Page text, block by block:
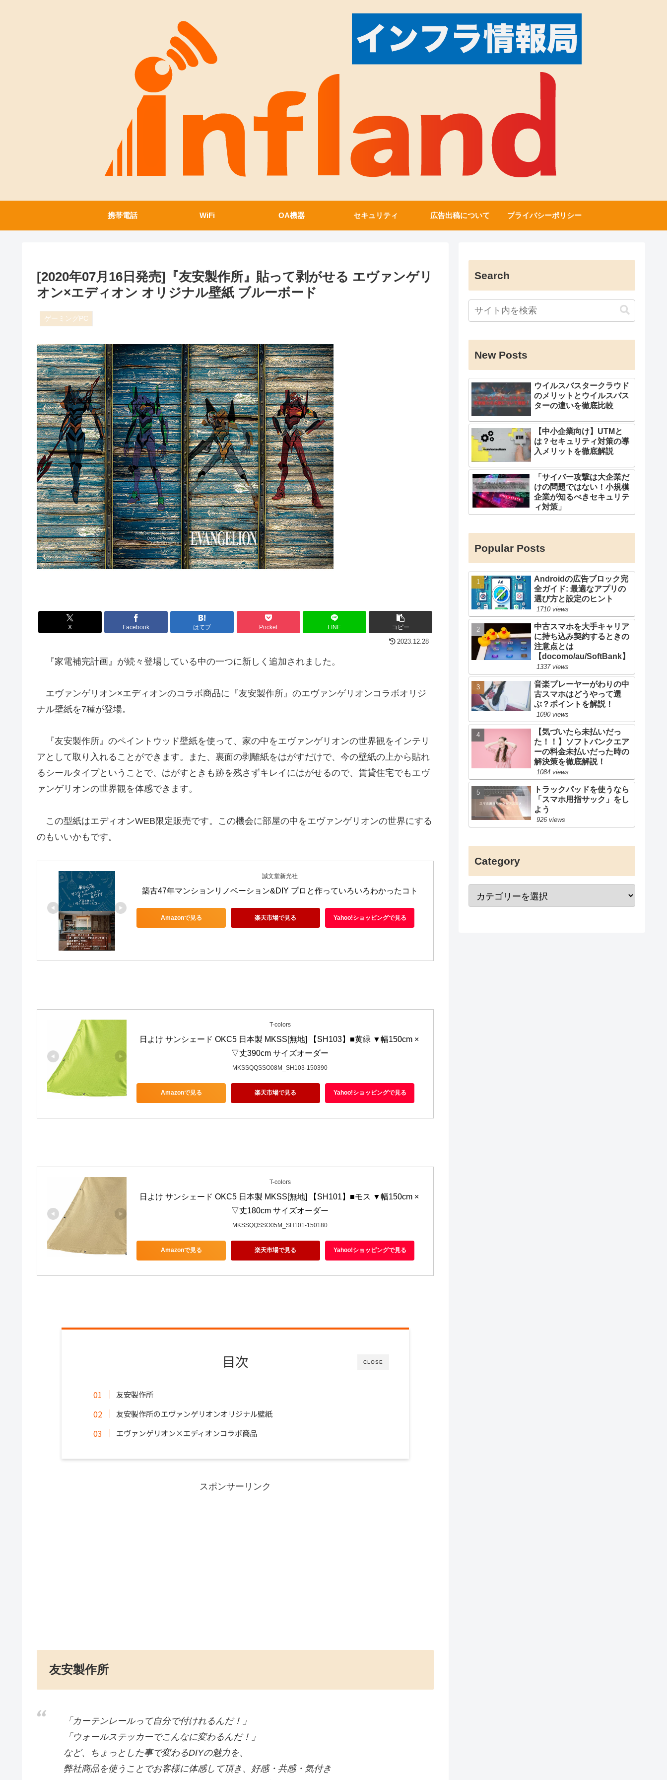
携帯電話 WiFi OA機器 セキュリティ 広告出稿について プライバシーポリシー
[2020年07月16日発売]『友安製作所』貼って剥がせる エヴァンゲリ
オン×エディオン オリジナル壁紙 ブルーボード
ゲーミングPC
X Facebook はてブ Pocket LINE コピー
2023.12.28
『家電補完計画』が続々登場している中の一つに新しく追加されました。
エヴァンゲリオン×エディオンのコラボ商品に『友安製作所』のエヴァンゲリオンコラボオリジ
ナル壁紙を7種が登場。
『友安製作所』のペイントウッド壁紙を使って、家の中をエヴァンゲリオンの世界観をインテリ
アとして取り入れることができます。また、裏面の剥離紙をはがすだけで、今の壁紙の上から貼れ
るシールタイプということで、はがすときも跡を残さずキレイにはがせるので、賃貸住宅でもエヴ
ァンゲリオンの世界観を体感できます。
この型紙はエディオンWEB限定販売です。この機会に部屋の中をエヴァンゲリオンの世界にする
のもいいかもです。
誠文堂新光社
築古47年マンションリノベーション&DIY プロと作っていろいろわかったコト
Amazonで見る 楽天市場で見る Yahoo!ショッピングで見る
T-colors
日よけ サンシェード OKC5 日本製 MKSS[無地] 【SH103】■黄緑 ▼幅150cm ×
▽丈390cm サイズオーダー
MKSSQQSSO08M_SH103-150390
Amazonで見る 楽天市場で見る Yahoo!ショッピングで見る
T-colors
日よけ サンシェード OKC5 日本製 MKSS[無地] 【SH101】■モス ▼幅150cm ×
▽丈180cm サイズオーダー
MKSSQQSSO05M_SH101-150180
Amazonで見る 楽天市場で見る Yahoo!ショッピングで見る
CLOSE
目次
友安製作所
友安製作所のエヴァンゲリオンオリジナル壁紙
エヴァンゲリオン×エディオンコラボ商品
スポンサーリンク
友安製作所
「カーテンレールって自分で付けれるんだ！」
「ウォールステッカーでこんなに変わるんだ！」
など、ちょっとした事で変わるDIYの魅力を、
弊社商品を使うことでお客様に体感して頂き、好感・共感・気付き
Search
New Posts
ウイルスバスタークラウド
のメリットとウイルスバス
ターの違いを徹底比較
【中小企業向け】UTMと
は？セキュリティ対策の導
入メリットを徹底解説
「サイバー攻撃は大企業だ
けの問題ではない！小規模
企業が知るべきセキュリテ
ィ対策」
Popular Posts
Androidの広告ブロック完
全ガイド: 最適なアプリの
選び方と設定のヒント
1710 views
中古スマホを大手キャリア
に持ち込み契約するときの
注意点とは
【docomo/au/SoftBank】
1337 views
音楽プレーヤーがわりの中
古スマホはどうやって選
ぶ？ポイントを解説！
1090 views
【気づいたら未払いだっ
た！！】ソフトバンクエア
ーの料金未払いだった時の
解決策を徹底解説！
1084 views
トラックパッドを使うなら
「スマホ用指サック」をし
よう
926 views
Category